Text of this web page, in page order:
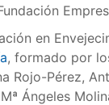
en
, formado por
Rojo-Pérez,
Ángeles